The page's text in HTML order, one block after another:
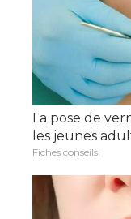
La pose de
les jeunes
Fiches conseils